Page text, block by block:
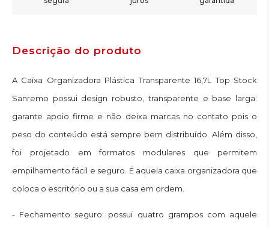
Descrição do produto
A Caixa Organizadora Plástica Transparente 16,7L Top Stock
Sanremo possui design robusto, transparente e base larga:
garante apoio firme e não deixa marcas no contato pois o
peso do conteúdo está sempre bem distribuído. Além disso,
foi projetado em formatos modulares que permitem
empilhamento fácil e seguro. É aquela caixa organizadora que
coloca o escritório ou a sua casa em ordem.
- Fechamento seguro: possui quatro grampos com aquele